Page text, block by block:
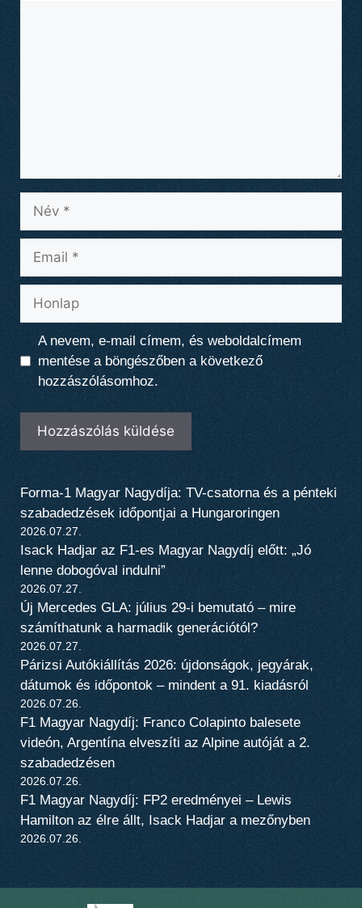
Név
Email
Honlap
A nevem, e-mail címem, és weboldalcímem
mentése a böngészőben a következő
hozzászólásomhoz.
Forma-1 Magyar Nagydíja: TV-csatorna és a pénteki
szabadedzések időpontjai a Hungaroringen
2026.07.27.
Isack Hadjar az F1-es Magyar Nagydíj előtt: „Jó
lenne dobogóval indulni”
2026.07.27.
Új Mercedes GLA: július 29-i bemutató – mire
számíthatunk a harmadik generációtól?
2026.07.27.
Párizsi Autókiállítás 2026: újdonságok, jegyárak,
dátumok és időpontok – mindent a 91. kiadásról
2026.07.26.
F1 Magyar Nagydíj: Franco Colapinto balesete
videón, Argentína elveszíti az Alpine autóját a 2.
szabadedzésen
2026.07.26.
F1 Magyar Nagydíj: FP2 eredményei – Lewis
Hamilton az élre állt, Isack Hadjar a mezőnyben
2026.07.26.